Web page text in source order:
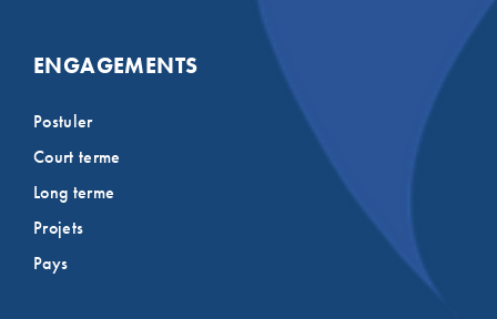
ENGAGEMENTS
Postuler
Court terme
Long terme
Projets
Pays